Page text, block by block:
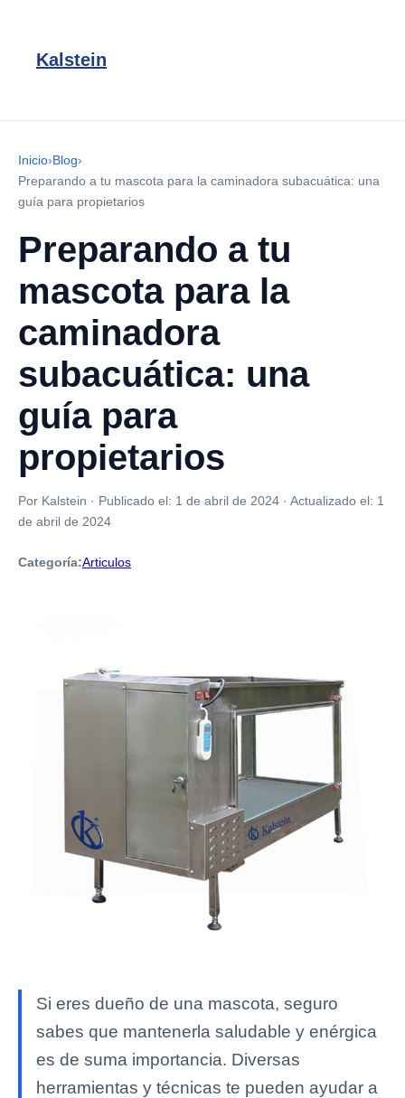
Kalstein
Inicio›Blog›
Preparando a tu mascota para la caminadora subacuática: una
guía para propietarios
Preparando a tu
mascota para la
caminadora
subacuática: una
guía para
propietarios
Por Kalstein · Publicado el: 1 de abril de 2024 · Actualizado el: 1
de abril de 2024
Categoría:Articulos
Si eres dueño de una mascota, seguro
sabes que mantenerla saludable y enérgica
es de suma importancia. Diversas
herramientas y técnicas te pueden ayudar a